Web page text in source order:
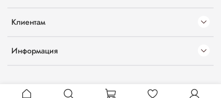
Клиентам
Информация